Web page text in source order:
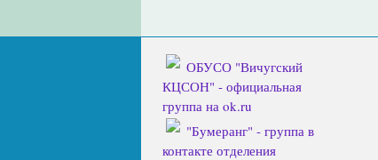
ОБУСО "Вичугский
КЦСОН" - официальная
группа на ok.ru
"Бумеранг" - группа в
контакте отделения